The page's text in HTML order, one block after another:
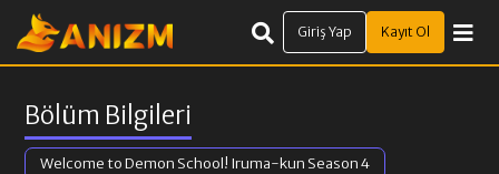
Giriş Yap Kayıt Ol
Bölüm Bilgileri
Welcome to Demon School! Iruma-kun Season 4